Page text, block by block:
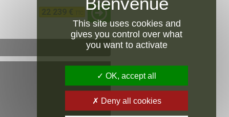
This site uses cookies and
gives you control over what
you want to activate
OK, accept all
Deny all cookies